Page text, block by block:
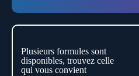
Plusieurs formules sont
disponibles, trouvez celle
qui vous convient